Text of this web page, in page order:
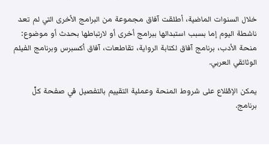
خلال السنوات الماضية، أطلقت آفاق مجموعة من البرامج الأخرى التي لم تعد
ناشطة اليوم إما بسبب استبدالها ببرامج أخرى أو لارتباطها بحدث أو موضوع:
منحة الأدب، برنامج آفاق لكتابة الرواية، تقاطعات، آفاق أكسبرس وبرنامج الفيلم
الوثائقي العربي.
يمكن الإطّلاع على شروط المنحة وعملية التقييم بالتفصيل في صفحة كلّ
برنامج.